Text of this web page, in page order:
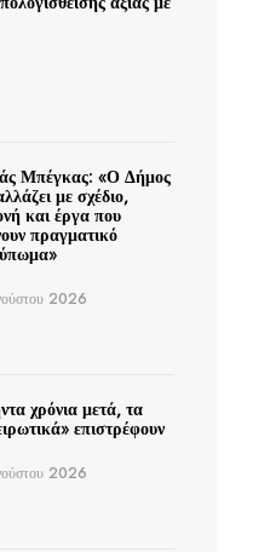
Μπέγκας: «Ο Δήμος
με σχέδιο,
και έργα που
πραγματικό
2026
χρόνια μετά, τα
επιστρέφουν
2026